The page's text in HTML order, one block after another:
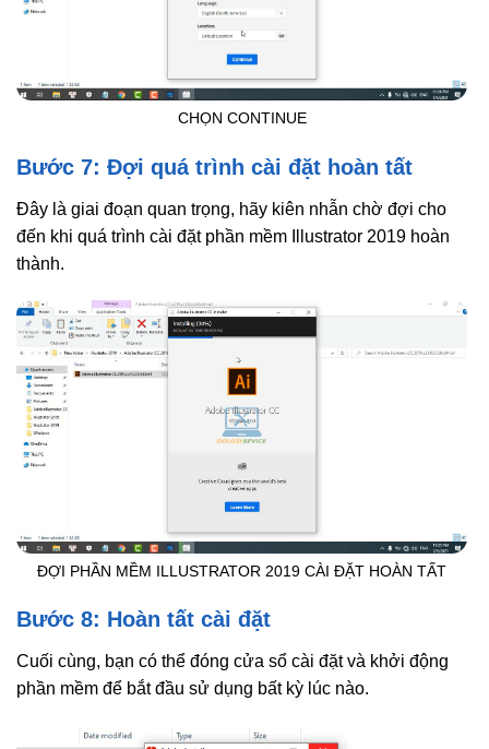
CHỌN CONTINUE
Bước 7: Đợi quá trình cài đặt hoàn tất
Đây là giai đoạn quan trọng, hãy kiên nhẫn chờ đợi cho
đến khi quá trình cài đặt phần mềm Illustrator 2019 hoàn
thành.
ĐỢI PHẦN MỀM ILLUSTRATOR 2019 CÀI ĐẶT HOÀN TẤT
Bước 8: Hoàn tất cài đặt
Cuối cùng, bạn có thể đóng cửa sổ cài đặt và khởi động
phần mềm để bắt đầu sử dụng bất kỳ lúc nào.